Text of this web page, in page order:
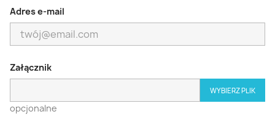
Adres e-mail
Załącznik
WYBIERZ PLIK
opcjonalne